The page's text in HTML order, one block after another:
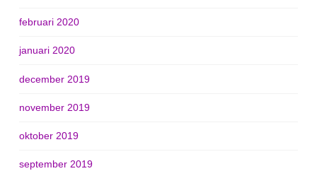
februari 2020
januari 2020
december 2019
november 2019
oktober 2019
september 2019